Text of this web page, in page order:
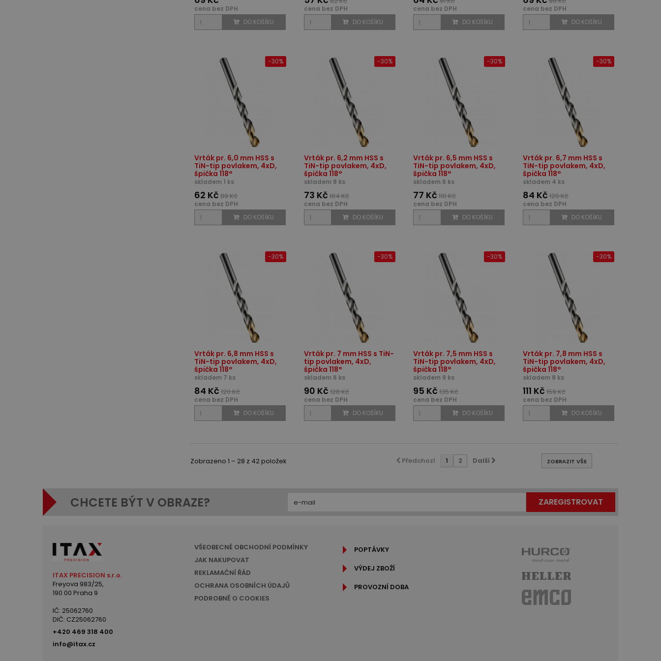
cena bez DPH
DO KOŠÍKU
cena bez DPH
DO KOŠÍKU
cena bez DPH
DO KOŠÍKU
cena bez DPH
DO KOŠÍKU
Vrták pr. 6,0 mm HSS s
TiN-tip povlakem, 4xD,
špička 118°
skladem 1 ks
62 Kč 89 Kč
-30%
cena bez DPH
DO KOŠÍKU
Vrták pr. 6,2 mm HSS s
TiN-tip povlakem, 4xD,
špička 118°
skladem 8 ks
73 Kč104 Kč
-30%
cena bez DPH
DO KOŠÍKU
Vrták pr. 6,5 mm HSS s
TiN-tip povlakem, 4xD,
špička 118°
skladem 6 ks
77 Kč 110 Kč
-30%
cena bez DPH
DO KOŠÍKU
Vrták pr. 6,7 mm HSS s
TiN-tip povlakem, 4xD,
špička 118°
skladem 4 ks
84 Kč120 Kč
-30%
cena bez DPH
DO KOŠÍKU
Vrták pr. 6,8 mm HSS s
TiN-tip povlakem, 4xD,
špička 118°
skladem 7 ks
84 Kč 120 Kč
-30%
cena bez DPH
DO KOŠÍKU
Vrták pr. 7 mm HSS s TiN-
tip povlakem, 4xD,
špička 118°
skladem 6 ks
90 Kč128 Kč
-30%
cena bez DPH
DO KOŠÍKU
Vrták pr. 7,5 mm HSS s
TiN-tip povlakem, 4xD,
špička 118°
skladem 9 ks
95 Kč 135 Kč
-30%
cena bez DPH
DO KOŠÍKU
Vrták pr. 7,8 mm HSS s
TiN-tip povlakem, 4xD,
špička 118°
skladem 8 ks
111 Kč159 Kč
-30%
cena bez DPH
DO KOŠÍKU
ZOBRAZIT VŠE
Předchozí 1 2 Další
Zobrazeno 1 – 28 z 42 položek
CHCETE BÝT V OBRAZE? ZAREGISTROVAT
ITAX PRECISION s.r.o.
Freyova 983/25,
190 00 Praha 9
IČ: 25062760
DIČ: CZ25062760
+420 469 318 400
info@itax.cz
VŠEOBECNÉ OBCHODNÍ PODMÍNKY
JAK NAKUPOVAT
REKLAMAČNÍ ŘÁD
OCHRANA OSOBNÍCH ÚDAJŮ
PODROBNĚ O COOKIES
POPTÁVKY
VÝDEJ ZBOŽÍ
PROVOZNÍ DOBA